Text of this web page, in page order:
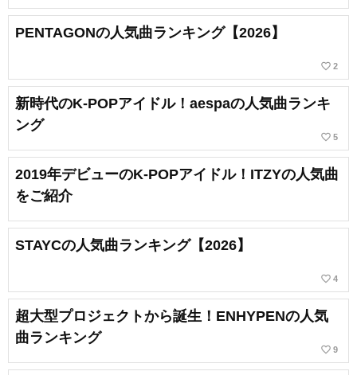
PENTAGONの人気曲ランキング【2026】
favorite_border 2
新時代のK-POPアイドル！aespaの人気曲ランキ
ング
favorite_border 5
2019年デビューのK-POPアイドル！ITZYの人気曲
をご紹介
STAYCの人気曲ランキング【2026】
favorite_border 4
超大型プロジェクトから誕生！ENHYPENの人気
曲ランキング
favorite_border 9